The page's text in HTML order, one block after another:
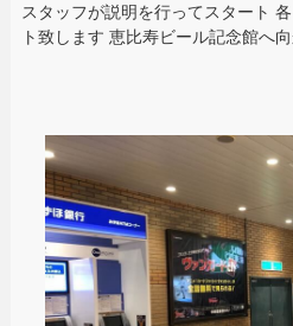
スタッフが説明を行ってスタート
ト致します 恵比寿ビール記念館へ